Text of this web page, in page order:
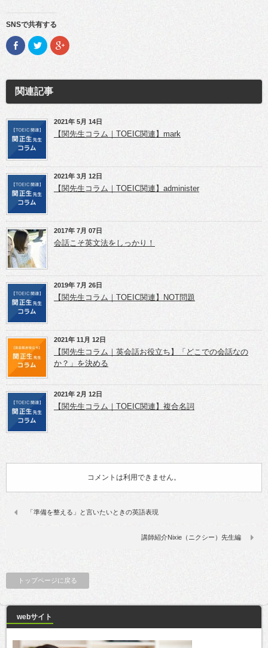
SNSで共有する
F
a
o
o
k
で
(新
し
い
ウ
ィ
ン
ド
ウ
で
開
き
ま
ク
リ
て
T
w
i
e
(新
し
い
で
開
き
ま
す)
ク
リ
て
o
e
+
で
し
い
ウ
ィ
ン
開
き
ま
す)
関連記事
2021年 5月 14日
【関先生コラム｜TOEIC関連】mark
2021年 3月 12日
【関先生コラム｜TOEIC関連】administer
2017年 7月 07日
会話こそ英文法をしっかり！
2019年 7月 26日
【関先生コラム｜TOEIC関連】NOT問題
2021年 11月 12日
【関先生コラム｜英会話お役立ち】「どこでの会話なの
か？」を決める
2021年 2月 12日
【関先生コラム｜TOEIC関連】複合名詞
コメントは利用できません。
「準備を整える」と言いたいときの英語表現
講師紹介Nixie（ニクシー）先生編
トップページに戻る
webサイト